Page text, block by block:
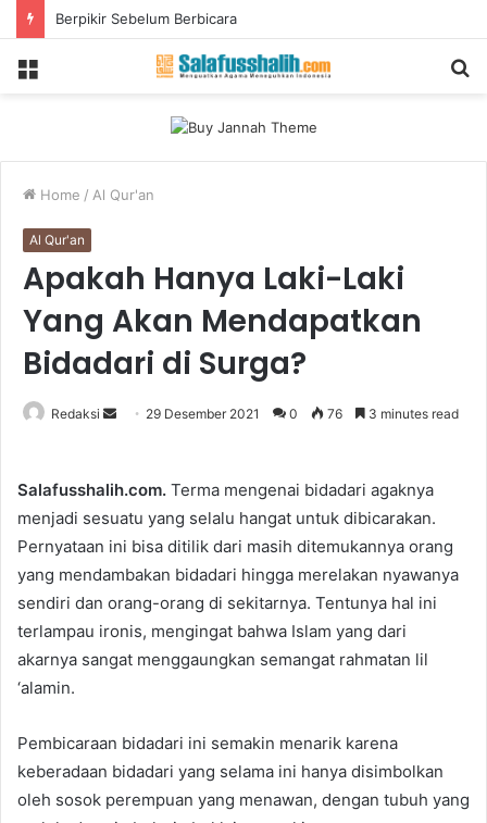
Berpikir Sebelum Berbicara
Home / Al Qur'an
Al Qur'an
Apakah Hanya Laki-Laki
Yang Akan Mendapatkan
Bidadari di Surga?
Redaksi
d
a
n
e
m
29 Desember 2021 0 76 3 minutes read
Salafusshalih.com. Terma mengenai bidadari agaknya
menjadi sesuatu yang selalu hangat untuk dibicarakan.
Pernyataan ini bisa ditilik dari masih ditemukannya orang
yang mendambakan bidadari hingga merelakan nyawanya
sendiri dan orang-orang di sekitarnya. Tentunya hal ini
terlampau ironis, mengingat bahwa Islam yang dari
akarnya sangat menggaungkan semangat rahmatan lil
‘alamin.
Pembicaraan bidadari ini semakin menarik karena
keberadaan bidadari yang selama ini hanya disimbolkan
oleh sosok perempuan yang menawan, dengan tubuh yang